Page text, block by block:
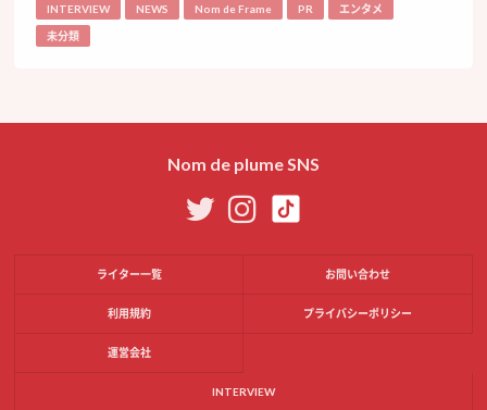
INTERVIEW NEWS Nom de Frame PR エンタメ
未分類
Nom de plume SNS
ライター一覧 お問い合わせ
利用規約 プライバシーポリシー
運営会社
INTERVIEW